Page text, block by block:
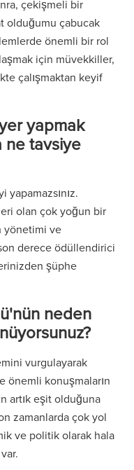
çekişmeli bir
olduğumu çabucak
önemli bir rol
için müvekkiller,
çalışmaktan keyif
yapmak
ne tavsiye
olan çok yoğun bir
yönetimi ve
derece ödüllendirici
şüphe
neden
vurgulayarak
önemli konuşmaların
artık eşit olduğuna
zamanlarda çok yol
ve politik olarak hala